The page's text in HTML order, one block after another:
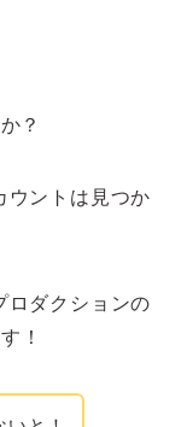
？
ウントは見つか
ロダクションの
！